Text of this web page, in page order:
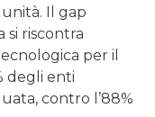
Il gap
si riscontra
per il
degli enti
contro l’88%